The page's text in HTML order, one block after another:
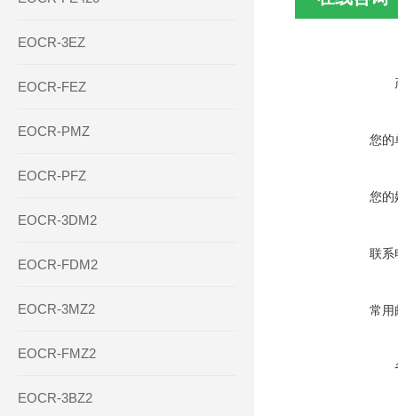
EOCR-3EZ
EOCR-FEZ
EOCR-PMZ
EOCR-PFZ
EOCR-3DM2
EOCR-FDM2
EOCR-3MZ2
EOCR-FMZ2
EOCR-3BZ2
您的
您的
联系
常用